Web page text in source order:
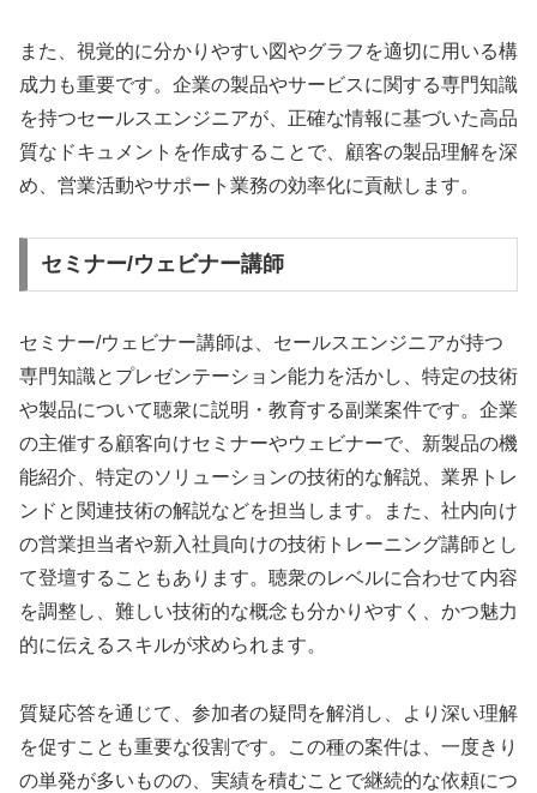
また、視覚的に分かりやすい図やグラフを適切に用いる構
成力も重要です。企業の製品やサービスに関する専門知識
を持つセールスエンジニアが、正確な情報に基づいた高品
質なドキュメントを作成することで、顧客の製品理解を深
め、営業活動やサポート業務の効率化に貢献します。
セミナー/ウェビナー講師
セミナー/ウェビナー講師は、セールスエンジニアが持つ
専門知識とプレゼンテーション能力を活かし、特定の技術
や製品について聴衆に説明・教育する副業案件です。企業
の主催する顧客向けセミナーやウェビナーで、新製品の機
能紹介、特定のソリューションの技術的な解説、業界トレ
ンドと関連技術の解説などを担当します。また、社内向け
の営業担当者や新入社員向けの技術トレーニング講師とし
て登壇することもあります。聴衆のレベルに合わせて内容
を調整し、難しい技術的な概念も分かりやすく、かつ魅力
的に伝えるスキルが求められます。
質疑応答を通じて、参加者の疑問を解消し、より深い理解
を促すことも重要な役割です。この種の案件は、一度きり
の単発が多いものの、実績を積むことで継続的な依頼につ